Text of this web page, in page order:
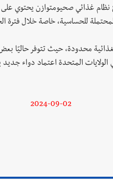
نظام غذائي صحيومتوازن يحتوي
للحساسية، خاصة خلال فترة
محدودة، حيث تتوفر حاليًا
الولايات المتحدة اعتماد دواء
2024-09-02